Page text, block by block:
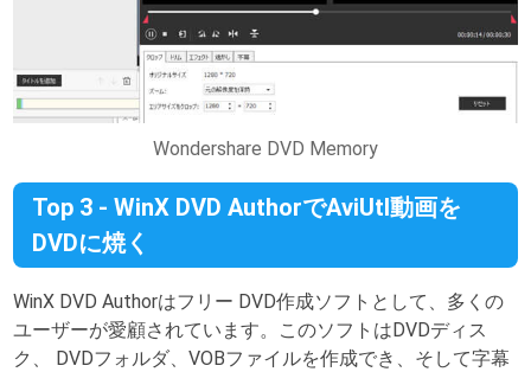
Wondershare DVD Memory
Top 3 - WinX DVD AuthorでAviUtl動画を
DVDに焼く
WinX DVD Authorはフリー DVD作成ソフトとして、多くの
ユーザーが愛顧されています。このソフトはDVDディス
ク、 DVDフォルダ、VOBファイルを作成でき、そして字幕